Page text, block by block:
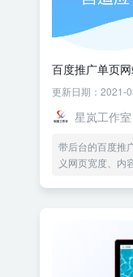
百度推广单页
更新日期：2021-
星岚工作室
带后台的百度推
义网页宽度、内